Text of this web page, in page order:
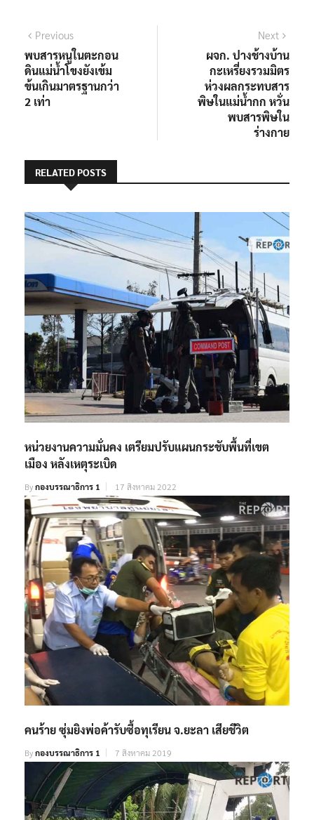
แนะแนว
เรื่อง
PreviousPrevious
post:
พบสารหนูในตะกอน
ดินแม่น้ำโขงยังเข้ม
Next
Next
post:
ผจก. ปางช้างบ้าน
กะเหรี่ยงรวมมิตร
ห่วงผลกระทบสาร
พิษในแม่น้ำกก หวั่น
หน่วยงานความมั่นคง เตรียมปรับแผนกระชับพื้นที่เขต
เมือง หลังเหตุระเบิด
Byกองบรรณาธิการ 1 17 สิงหาคม 2022
คนร้าย ซุ่มยิงพ่อค้ารับซื้อทุเรียน จ.ยะลา เสียชีวิต
กองบรรณาธิการ 1 7 สิงหาคม 2019